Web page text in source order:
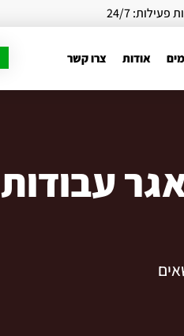
פעילות: 24/7
אודות צרו קשר
עבודות